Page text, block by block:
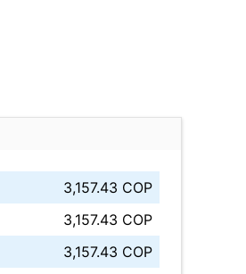
3,157.43 COP
3,157.43 COP
3,157.43 COP